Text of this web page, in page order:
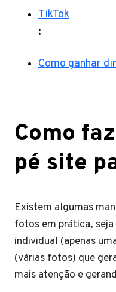
TikTok
;
Como ganhar
Como
pé site
Existem algumas
fotos em prática,
individual (apenas
(várias fotos) que
mais atenção e